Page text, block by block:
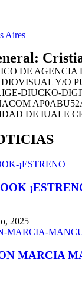
DE
Y/O
DIUCKO-
DE IUALE
2025
MARCIA